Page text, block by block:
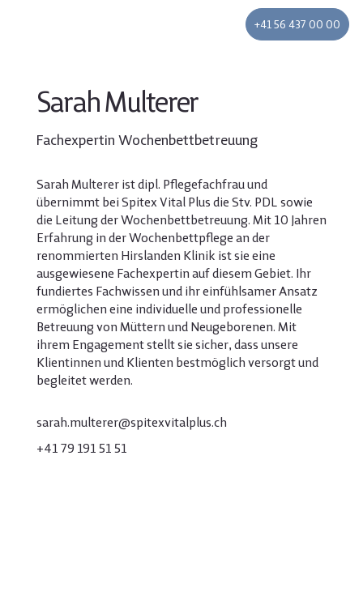
+41 56 437 00 00
Sarah Multerer
Fachexpertin Wochenbettbetreuung
Sarah Multerer ist dipl. Pflegefachfrau und
übernimmt bei Spitex Vital Plus die Stv. PDL sowie
die Leitung der Wochenbettbetreuung. Mit 10 Jahren
Erfahrung in der Wochenbettpflege an der
renommierten Hirslanden Klinik ist sie eine
ausgewiesene Fachexpertin auf diesem Gebiet. Ihr
fundiertes Fachwissen und ihr einfühlsamer Ansatz
ermöglichen eine individuelle und professionelle
Betreuung von Müttern und Neugeborenen. Mit
ihrem Engagement stellt sie sicher, dass unsere
Klientinnen und Klienten bestmöglich versorgt und
begleitet werden.
sarah.multerer@spitexvitalplus.ch
+41 79 191 51 51